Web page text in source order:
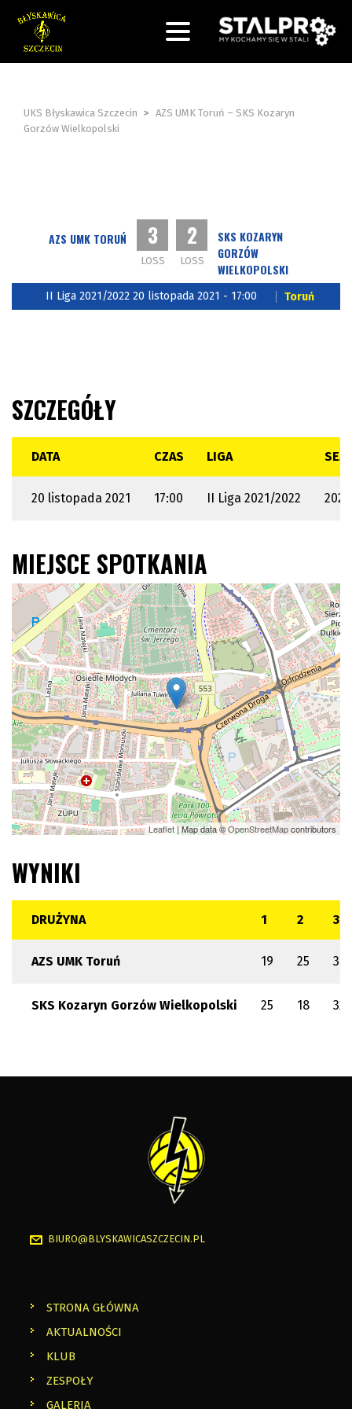
UKS Błyskawica Szczecin >
AZS UMK Toruń – SKS Kozaryn
Gorzów Wielkopolski
AZS UMK TORUŃ 3
LOSS
2
LOSS
SKS KOZARYN
GORZÓW
WIELKOPOLSKI
II Liga 2021/2022 20 listopada 2021 - 17:00 Toruń
SZCZEGÓŁY
DATA CZAS LIGA
20 listopada 2021 17:00 II Liga 2021/2022
MIEJSCE SPOTKANIA
Leaflet| Map data ©OpenStreetMapcontributors
WYNIKI
DRUŻYNA 1 2 3
AZS UMK Toruń 19 25 30
SKS Kozaryn Gorzów Wielkopolski 25 18 32
BIURO@BLYSKAWICASZCZECIN.PL
STRONA GŁÓWNA
AKTUALNOŚCI
KLUB
ZESPOŁY
GALERIA